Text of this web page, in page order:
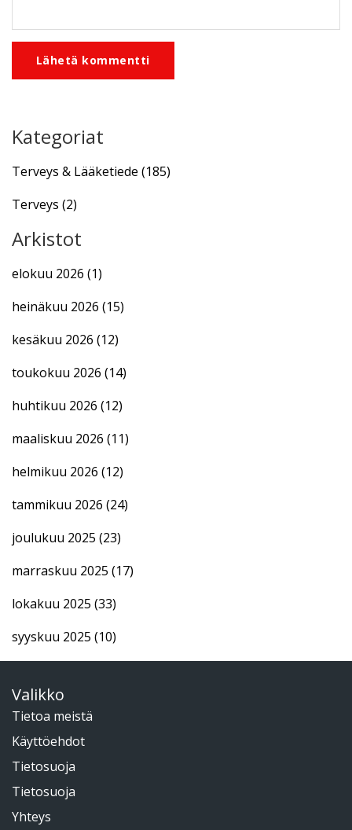
Lähetä kommentti
Kategoriat
Terveys & Lääketiede (185)
Terveys (2)
Arkistot
elokuu 2026 (1)
heinäkuu 2026 (15)
kesäkuu 2026 (12)
toukokuu 2026 (14)
huhtikuu 2026 (12)
maaliskuu 2026 (11)
helmikuu 2026 (12)
tammikuu 2026 (24)
joulukuu 2025 (23)
marraskuu 2025 (17)
lokakuu 2025 (33)
syyskuu 2025 (10)
Valikko
Tietoa meistä
Käyttöehdot
Tietosuoja
Tietosuoja
Yhteys